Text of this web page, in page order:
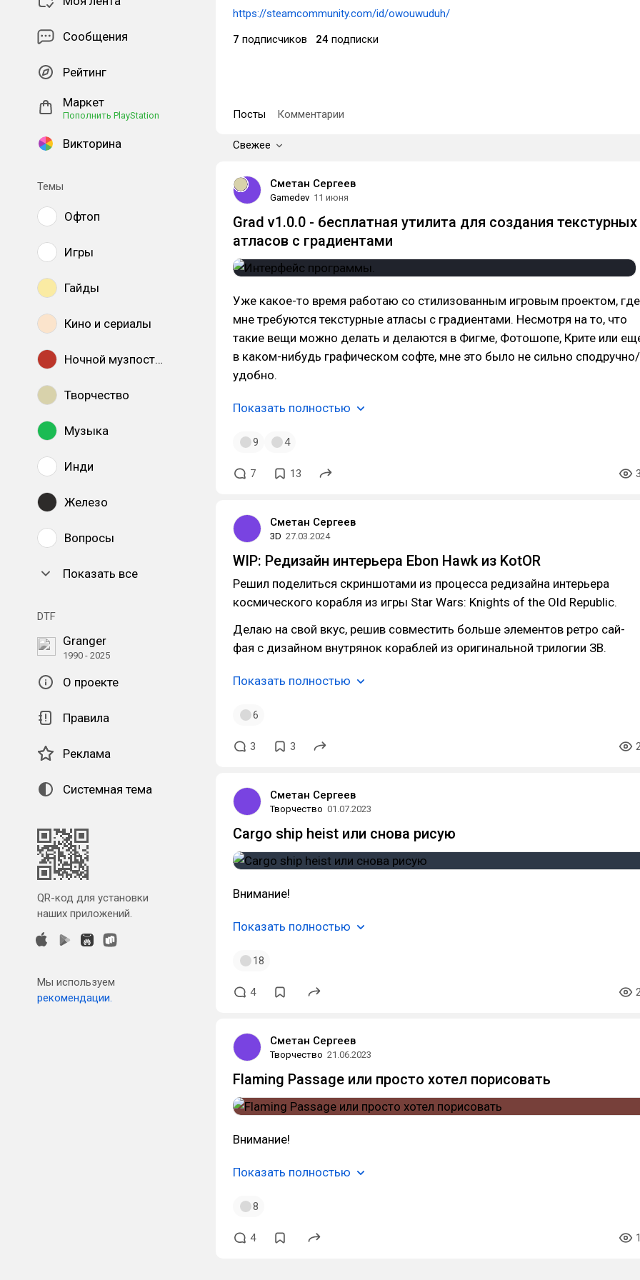
Сообщения
Рейтинг
Маркет
Пополнить PlayStation
Викторина
Темы
Офтоп
Игры
Гайды
Кино и сериалы
Ночной музпостинг
Творчество
Музыка
Инди
Железо
Вопросы
Показать все
DTF
Granger
1990 - 2025
О проекте
Правила
Реклама
Системная тема
QR-код для установки
наших приложений.
Мы используем
рекомендации.
https://steamcommunity.com/id/owouwuduh/
7 подписчиков 24 подписки
Посты Комментарии
Свежее
Сметан Сергеев
Gamedev 11 июня
Grad v1.0.0 - бесплатная утилита для создания текстурных
атласов с градиентами
Уже какое-то время работаю со стилизованным игровым проектом, где
мне требуются текстурные атласы с градиентами. Несмотря на то, что
такие вещи можно делать и делаются в Фигме, Фотошопе, Крите или
в каком-нибудь графическом софте, мне это было не сильно сподручно/
удобно.
Показать полностью
9 4
7 13
Сметан Сергеев
3D 27.03.2024
WIP: Редизайн интерьера Ebon Hawk из KotOR
Решил поделиться скриншотами из процесса редизайна интерьера
космического корабля из игры Star Wars: Knights of the Old Republic.
Делаю на свой вкус, решив совместить больше элементов ретро сай-
фая с дизайном внутрянок кораблей из оригинальной трилогии ЗВ.
Показать полностью
6
3 3
Сметан Сергеев
Творчество 01.07.2023
Cargo ship heist или снова рисую
Внимание!
Показать полностью
18
4
Сметан Сергеев
Творчество 21.06.2023
Flaming Passage или просто хотел порисовать
Внимание!
Показать полностью
8
4